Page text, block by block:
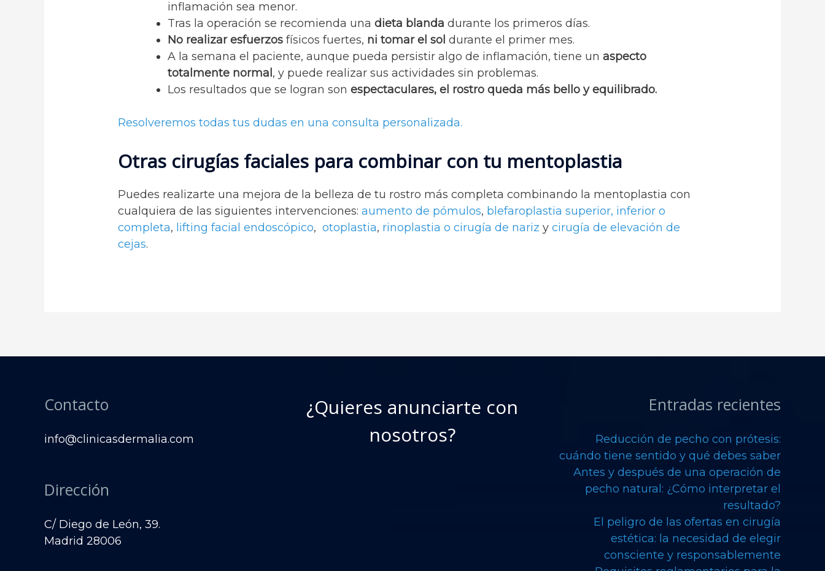
inflamación sea menor.
Tras la operación se recomienda unadieta blanda durante los primeros días.
No realizar esfuerzos físicos fuertes, ni tomar el sol durante el primer mes.
A la semana el paciente, aunque pueda persistir algo de inflamación, tiene un aspecto
totalmente normal, y puede realizar sus actividades sin problemas.
Los resultados que se logran son espectaculares, el rostro queda más bello y equilibrado.
Resolveremos todas tus dudas en una consulta personalizada.
Otras cirugías faciales para combinar con tu mentoplastia
Puedes realizarte una mejora de la belleza de tu rostro más completa combinando la mentoplastia con
cualquiera de las siguientes intervenciones:aumento de pómulos, blefaroplastia superior, inferior o
completa, lifting facial endoscópico,otoplastia, rinoplastia o cirugía de narizycirugía de elevación de
cejas.
Contacto
info@clinicasdermalia.com
Dirección
C/ Diego de León, 39.
Madrid 28006
¿Quieres anunciarte con
nosotros?
Entradas recientes
Reducción de pecho con prótesis:
cuándo tiene sentido y qué debes saber
Antes y después de una operación de
pecho natural: ¿Cómo interpretar el
resultado?
El peligro de las ofertas en cirugía
estética: la necesidad de elegir
consciente y responsablemente